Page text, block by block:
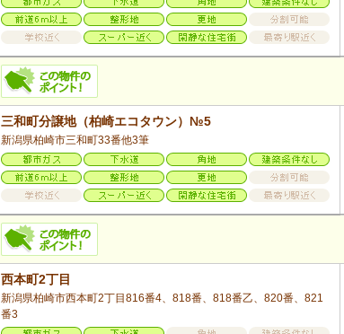
三和町分譲地（柏崎エコタウン）№5
新潟県柏崎市三和町33番他3筆
西本町2丁目
新潟県柏崎市西本町2丁目816番4、818番、818番乙、820番、821
番3